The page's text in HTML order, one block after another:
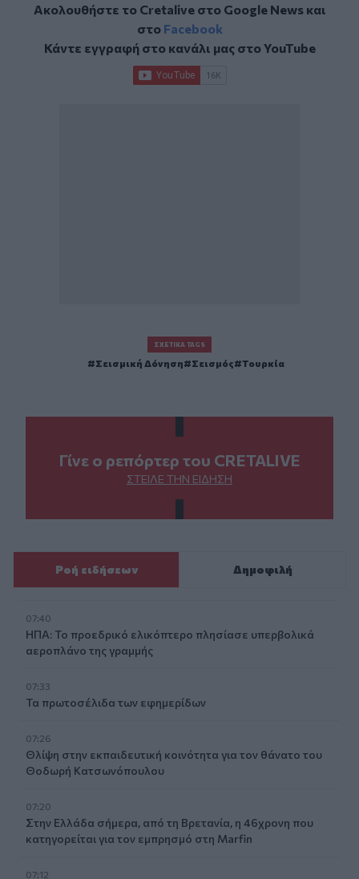
Ακολουθήστε το Cretalive στο Google Newsκαι
στο Facebook
Κάντε εγγραφή στο κανάλι μας στοYouTube
ΣΧΕΤΙΚΆ TAGS
Σεισμική Δόνηση Σεισμός Τουρκία
Γίνε ο ρεπόρτερ του CRETALIVE
ΣΤΕΊΛΕ ΤΗΝ ΕΊΔΗΣΗ
Ροή ειδήσεων Δημοφιλή
07:40
ΗΠΑ: Το προεδρικό ελικόπτερο πλησίασε υπερβολικά
αεροπλάνο της γραμμής
07:33
Τα πρωτοσέλιδα των εφημερίδων
07:26
Θλίψη στην εκπαιδευτική κοινότητα για τον θάνατο του
Θοδωρή Κατσωνόπουλου
07:20
Στην Ελλάδα σήμερα, από τη Βρετανία, η 46χρονη που
κατηγορείται για τον εμπρησμό στη Marfin
07:12